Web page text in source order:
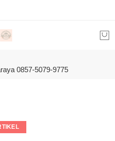
0857-5079-9775